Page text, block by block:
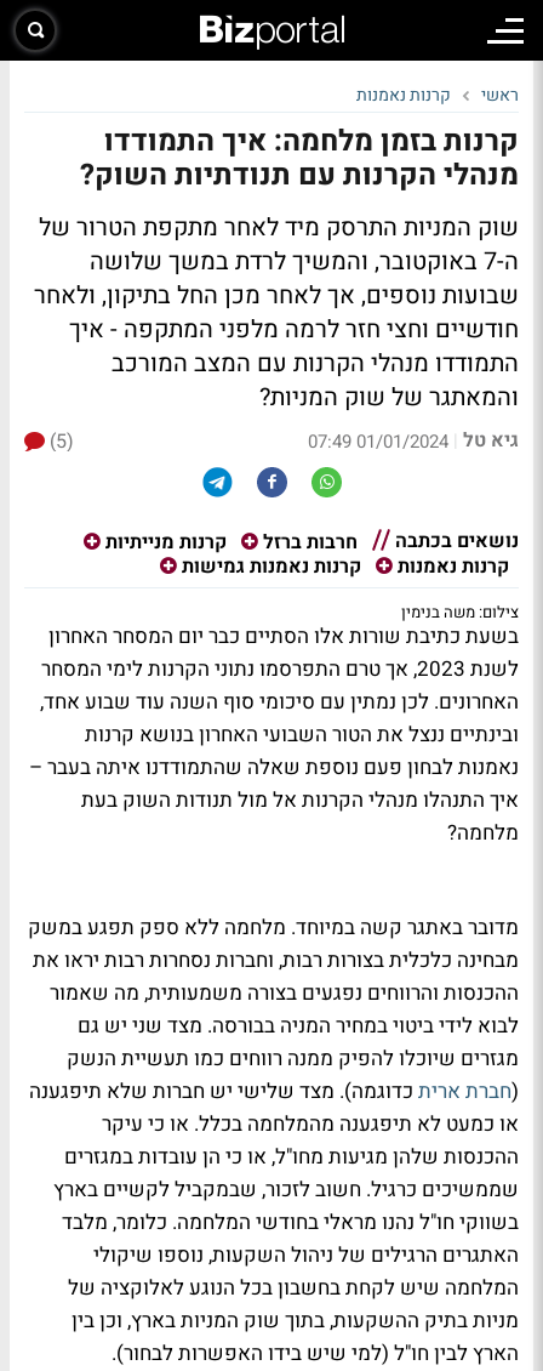
ראשי קרנות נאמנות
קרנות בזמן מלחמה: איך התמודדו
מנהלי הקרנות עם תנודתיות השוק?
שוק המניות התרסק מיד לאחר מתקפת הטרור של
ה-7 באוקטובר, והמשיך לרדת במשך שלושה
שבועות נוספים, אך לאחר מכן החל בתיקון, ולאחר
חודשיים וחצי חזר לרמה מלפני המתקפה - איך
התמודדו מנהלי הקרנות עם המצב המורכב
והמאתגר של שוק המניות?
גיא טל |
01/01/2024 07:49
(5)
נושאים בכתבה חרבות ברזל
קרנות מנייתיות
קרנות נאמנות
קרנות נאמנות גמישות
צילום: משה בנימין
בשעת כתיבת שורות אלו הסתיים כבר יום המסחר האחרון
לשנת 2023, אך טרם התפרסמו נתוני הקרנות לימי המסחר
האחרונים. לכן נמתין עם סיכומי סוף השנה עוד שבוע אחד,
ובינתיים ננצל את הטור השבועי האחרון בנושא קרנות
נאמנות לבחון פעם נוספת שאלה שהתמודדנו איתה בעבר –
איך התנהלו מנהלי הקרנות אל מול תנודות השוק בעת
מלחמה?
מדובר באתגר קשה במיוחד. מלחמה ללא ספק תפגע במשק
מבחינה כלכלית בצורות רבות, וחברות נסחרות רבות יראו את
ההכנסות והרווחים נפגעים בצורה משמעותית, מה שאמור
לבוא לידי ביטוי במחיר המניה בבורסה. מצד שני יש גם
מגזרים שיוכלו להפיק ממנה רווחים כמו תעשיית הנשק
(חברת ארית כדוגמה). מצד שלישי יש חברות שלא תיפגענה
או כמעט לא תיפגענה מהמלחמה בכלל. או כי עיקר
ההכנסות שלהן מגיעות מחו"ל, או כי הן עובדות במגזרים
שממשיכים כרגיל. חשוב לזכור, שבמקביל לקשיים בארץ
בשווקי חו"ל נהנו מראלי בחודשי המלחמה. כלומר, מלבד
האתגרים הרגילים של ניהול השקעות, נוספו שיקולי
המלחמה שיש לקחת בחשבון בכל הנוגע לאלוקציה של
מניות בתיק ההשקעות, בתוך שוק המניות בארץ, וכן בין
הארץ לבין חו"ל (למי שיש בידו האפשרות לבחור).